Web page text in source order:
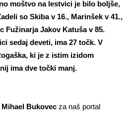
moštvo na lestvici je bilo boljše,
so Skiba v 16., Marinšek v 41.,
Fužinarja Jakov Katuša v 85.
sedaj deveti, ima 27 točk. V
ki je z istim izidom
ima dve točki manj.
Mihael Bukovec za naš portal